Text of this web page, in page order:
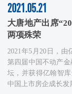
2021.05.21
大唐地产出席
两项殊荣
2021年5月20日，由
第四届中国不动产
坛，并获得亿翰智库
中国上市房企成长发